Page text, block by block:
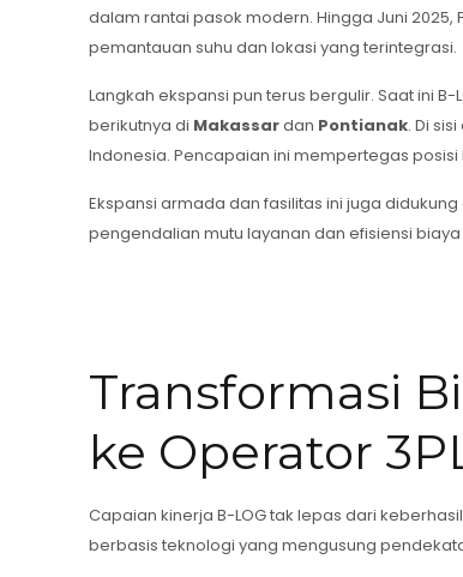
dalam rantai pasok modern. Hingga Juni
pemantauan suhu dan lokasi yang terintegrasi.
Langkah ekspansi pun terus bergulir. Saat ini
berikutnya di Makassardan Pontianak. Di
Indonesia. Pencapaian ini mempertegas posisi
Ekspansi armada dan fasilitas ini juga
pengendalian mutu layanan dan efisiensi
Transformasi
ke Operator
Capaian kinerja B-LOG tak lepas dari
berbasis teknologi yang mengusung